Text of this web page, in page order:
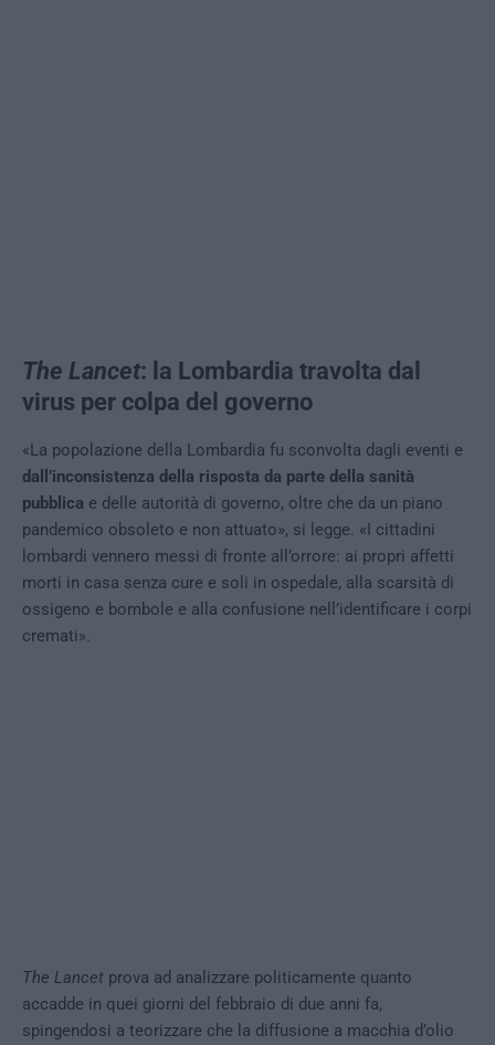
The Lancet: la Lombardia travolta dal
virus per colpa del governo
«La popolazione della Lombardia fu sconvolta dagli eventi e
dall’inconsistenza della risposta da parte della sanità
pubblica e delle autorità di governo, oltre che da un piano
pandemico obsoleto e non attuato», si legge. «I cittadini
lombardi vennero messi di fronte all’orrore: ai propri affetti
morti in casa senza cure e soli in ospedale, alla scarsità di
ossigeno e bombole e alla confusione nell’identificare i corpi
cremati».
The Lancet prova ad analizzare politicamente quanto
accadde in quei giorni del febbraio di due anni fa,
spingendosi a teorizzare che la diffusione a macchia d’olio